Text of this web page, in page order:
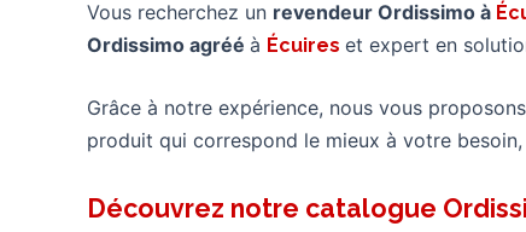
Vous recherchez un revendeur Ordissimo à
Ordissimo agréé à Écuires et expert en
Grâce à notre expérience, nous vous
produit qui correspond le mieux à votre besoin,
Découvrez notre catalogue